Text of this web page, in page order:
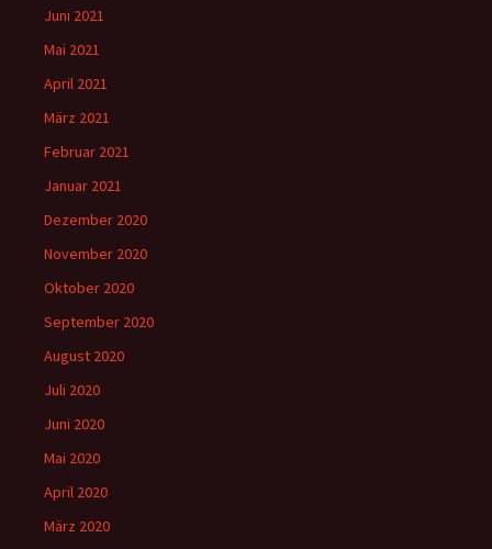
Juni 2021
Mai 2021
April 2021
März 2021
Februar 2021
Januar 2021
Dezember 2020
November 2020
Oktober 2020
September 2020
August 2020
Juli 2020
Juni 2020
Mai 2020
April 2020
März 2020